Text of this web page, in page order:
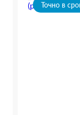
Точно в